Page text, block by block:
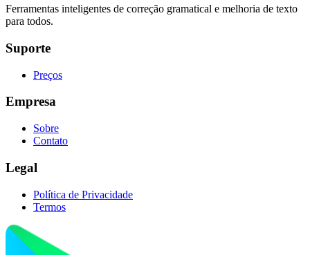
Ferramentas inteligentes de correção gramatical e melhoria de texto
para todos.
Suporte
Preços
Empresa
Sobre
Contato
Legal
Política de Privacidade
Termos